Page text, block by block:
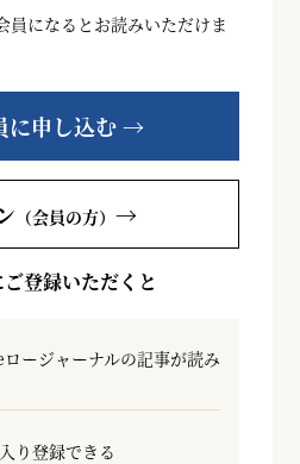
員になるとお読みいただけま
に申し込む →
（会員の方） →
登録いただくと
ージャーナルの記事が読み
り登録できる